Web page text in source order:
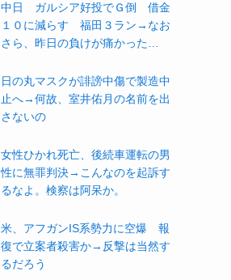
中日 ガルシア好投でＧ倒 借金
１０に減らす 福田３ラン→なお
さら、昨日の負けが痛かった…
日の丸マスクが誹謗中傷で製造中
止へ→何故、室井佑月の名前を出
さないの
女性ひかれ死亡、後続車運転の男
性に無罪判決→こんなのを起訴す
るなよ。検察は阿呆か。
米、アフガンIS系勢力に空爆 報
復で立案者殺害か→反撃は当然す
るだろう